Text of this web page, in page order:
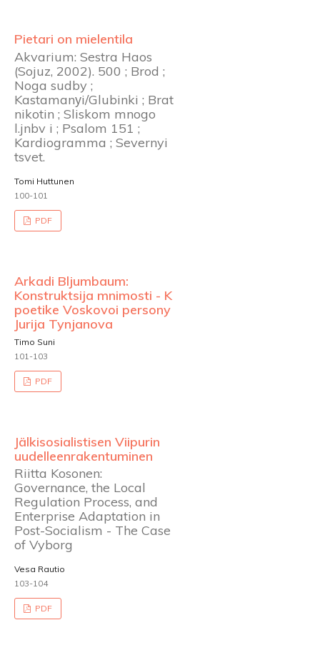
Pietari on mielentila
Akvarium: Sestra Haos
(Sojuz, 2002). 500 ; Brod ;
Noga sudby ;
Kastamanуi/Glubinki ; Brat
nikotin ; Sliskom mnogo
l.jnbv i ; Psalom 151 ;
Kardiogramma ; Severnyi
tsvet.
Tomi Huttunen
100-101
PDF
Arkadi Bljumbaum:
Konstruktsija mnimosti - K
poetike Voskovoi persony
Jurija Tynjanova
Timo Suni
101-103
PDF
Jälkisosialistisen Viipurin
uudelleenrakentuminen
Riitta Kosonen:
Governance, the Local
Regulation Process, and
Enterprise Adaptation in
Post-Socialism - The Case
of Vyborg
Vesa Rautio
103-104
PDF